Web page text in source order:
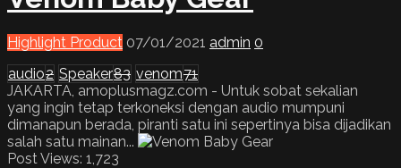
Highlight Product 07/01/2021 admin 0
audio2 Speaker83 venom71
JAKARTA, amoplusmagz.com - Untuk sobat sekalian
yang ingin tetap terkoneksi dengan audio mumpuni
dimanapun berada, piranti satu ini sepertinya bisa dijadikan
salah satu mainan...
Post Views: 1,723